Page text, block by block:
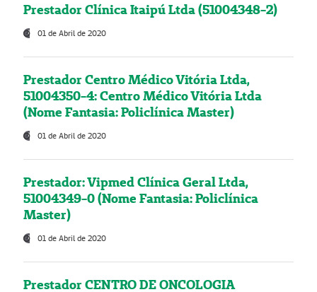
Prestador Clínica Itaipú Ltda (51004348-2)
01 de Abril de 2020
Prestador Centro Médico Vitória Ltda,
51004350-4: Centro Médico Vitória Ltda
(Nome Fantasia: Policlínica Master)
01 de Abril de 2020
Prestador: Vipmed Clínica Geral Ltda,
51004349-0 (Nome Fantasia: Policlínica
Master)
01 de Abril de 2020
Prestador CENTRO DE ONCOLOGIA